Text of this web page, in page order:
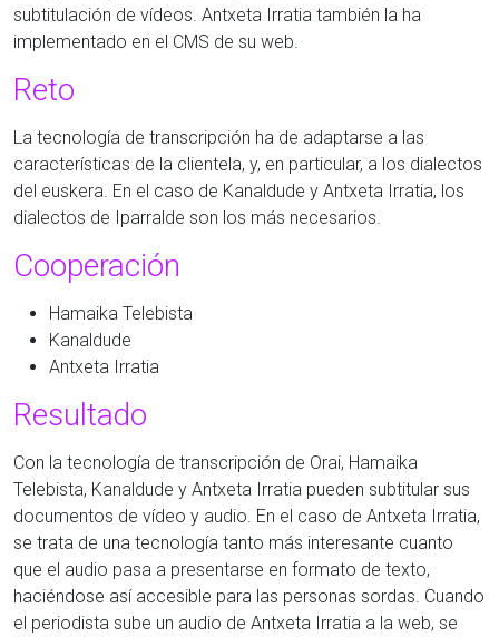
subtitulación de vídeos. Antxeta Irratia también la ha
implementado en el CMS de su web.
Reto
La tecnología de transcripción ha de adaptarse a las
características de la clientela, y, en particular, a los dialectos
del euskera. En el caso de Kanaldude y Antxeta Irratia, los
dialectos de Iparralde son los más necesarios.
Cooperación
Hamaika Telebista
Kanaldude
Antxeta Irratia
Resultado
Con la tecnología de transcripción de Orai, Hamaika
Telebista, Kanaldude y Antxeta Irratia pueden subtitular sus
documentos de vídeo y audio. En el caso de Antxeta Irratia,
se trata de una tecnología tanto más interesante cuanto
que el audio pasa a presentarse en formato de texto,
haciéndose así accesible para las personas sordas. Cuando
el periodista sube un audio de Antxeta Irratia a la web, se